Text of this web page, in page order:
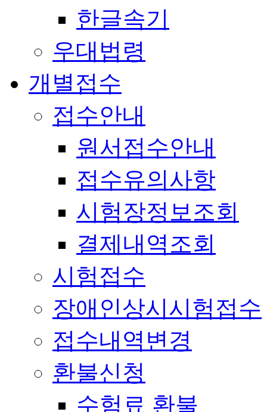
한글속기
우대법령
개별접수
접수안내
원서접수안내
접수유의사항
시험장정보조회
결제내역조회
시험접수
장애인상시시험접수
접수내역변경
환불신청
수험료 환불